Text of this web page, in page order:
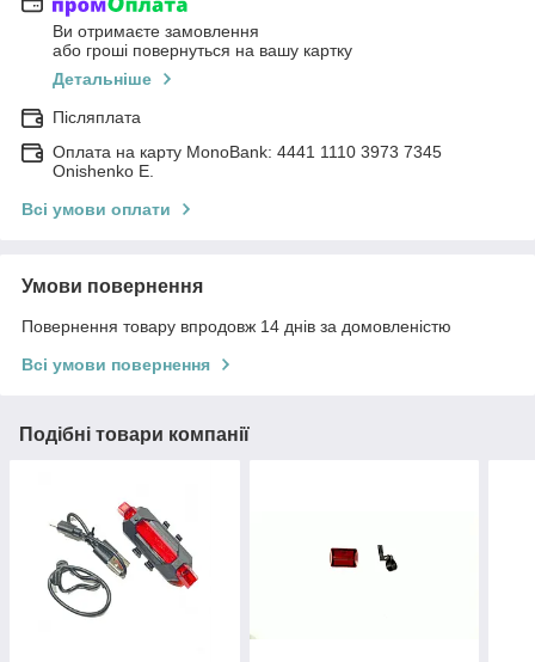
Ви отримаєте замовлення
або гроші повернуться на вашу картку
Детальніше
Післяплата
Оплата на карту MonoBank: 4441 1110 3973 7345
Onishenko E.
Всі умови оплати
Умови повернення
Повернення товару впродовж 14 днів за домовленістю
Всі умови повернення
Подібні товари компанії